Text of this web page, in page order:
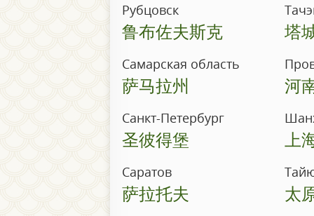
Рубцовск
鲁布佐夫斯克 塔
Самарская область
萨马拉州 河
Санкт-Петербург
圣彼得堡 上
Саратов
萨拉托夫 太